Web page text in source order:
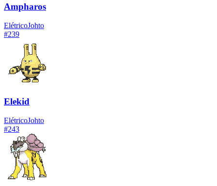
Ampharos
ElétricoJohto
#239
Elekid
ElétricoJohto
#243